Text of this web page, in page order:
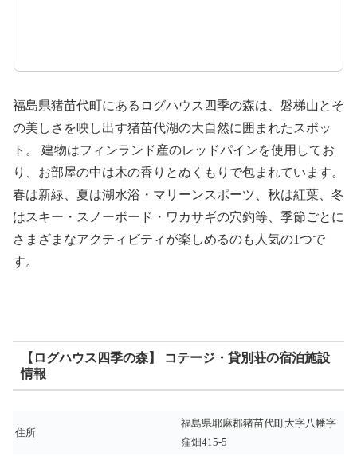
福島県猪苗代町にあるログハウス四季の森は、磐梯山とそ
の美しさを映し出す猪苗代湖の大自然に囲まれたスポッ
ト。 建物はフィンランド産のレッドパインを使用してお
り、お部屋の中は木の香りとぬくもりで包まれています。
春は新緑、夏は湖水浴・マリーンスポーツ、秋は紅葉、冬
はスキー・スノーボード・ワカサギの穴釣等、季節ごとに
さまざまなアクティビティが楽しめるのも人気の1つで
す。
【ログハウス四季の森】 コテージ・貸別荘の宿泊施設
情報
住所
福島県耶麻郡猪苗代町大字八幡字
窪畑415-5